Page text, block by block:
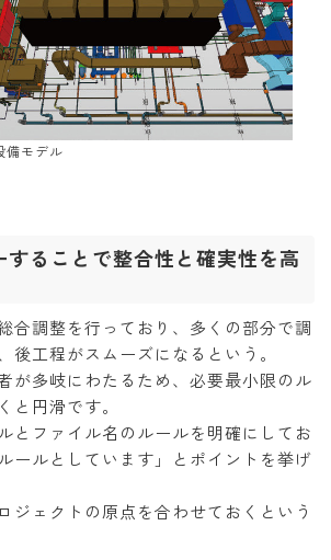
備モデル
することで整合性と確実性を高
合調整を行っており、多くの部分で調
後工程がスムーズになるという。
が多岐にわたるため、必要最小限のル
と円滑です。
とファイル名のルールを明確にしてお
ールとしています」とポイントを挙げ
ジェクトの原点を合わせておくという